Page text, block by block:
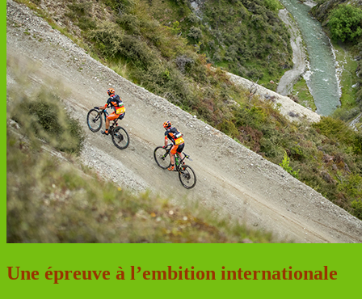
Une épreuve à l’embition internationale